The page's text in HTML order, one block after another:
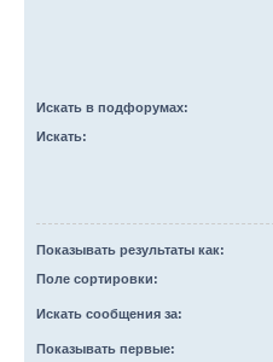
Искать в подфорумах:
Искать:
Показывать результаты как:
Поле сортировки:
Искать сообщения за:
Показывать первые: